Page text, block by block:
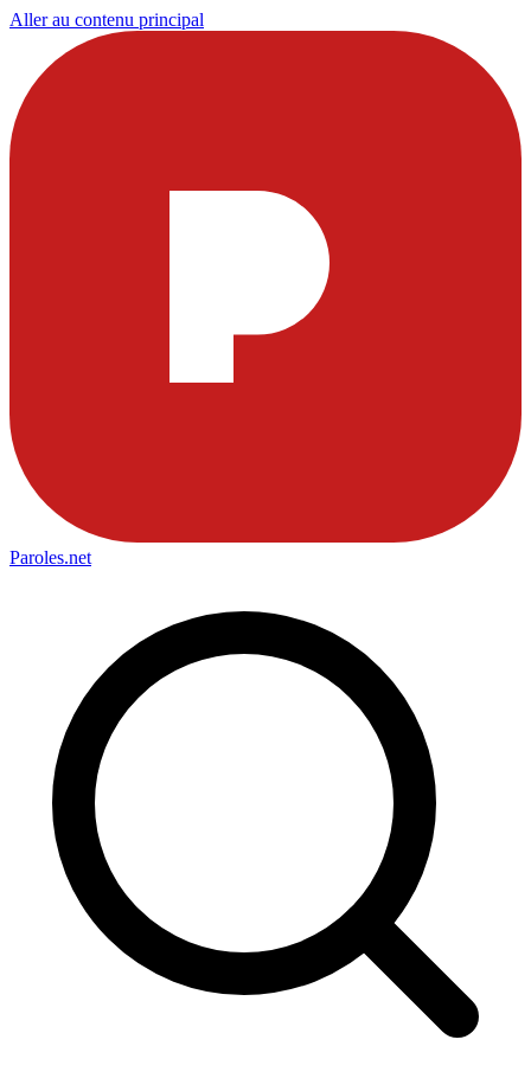
Aller au contenu principal
Paroles.net